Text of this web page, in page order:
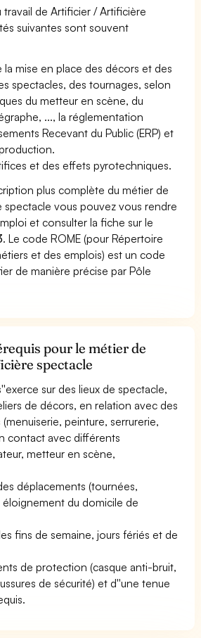
travail de Artificier / Artificière
suivantes sont souvent
mise en place des décors et des
spectacles, des tournages, selon
du metteur en scène, du
..., la réglementation
Recevant du Public (ERP) et
et des effets pyrotechniques.
plus complète du métier de
vous pouvez vous rendre
et consulter la fiche sur le
. Le code ROME (pour Répertoire
et des emplois) est un code
de manière précise par Pôle
pour le métier de
spectacle
sur des lieux de spectacle,
de décors, en relation avec des
peinture, serrurerie,
contact avec différents
metteur en scène,
déplacements (tournées,
du domicile de
fins de semaine, jours fériés et de
de protection (casque anti-bruit,
de sécurité) et d''une tenue